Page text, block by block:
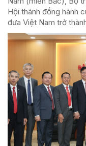
Hội thánh đồng hành
đưa Việt Nam trở